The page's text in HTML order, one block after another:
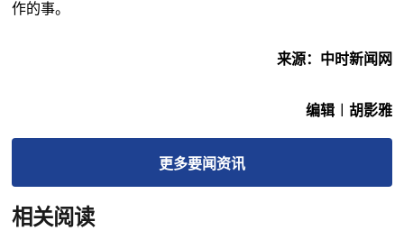
作的事。
来源：中时新闻网
编辑︱胡影雅
更多要闻资讯
相关阅读